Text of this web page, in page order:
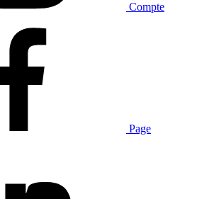
Compte
Page